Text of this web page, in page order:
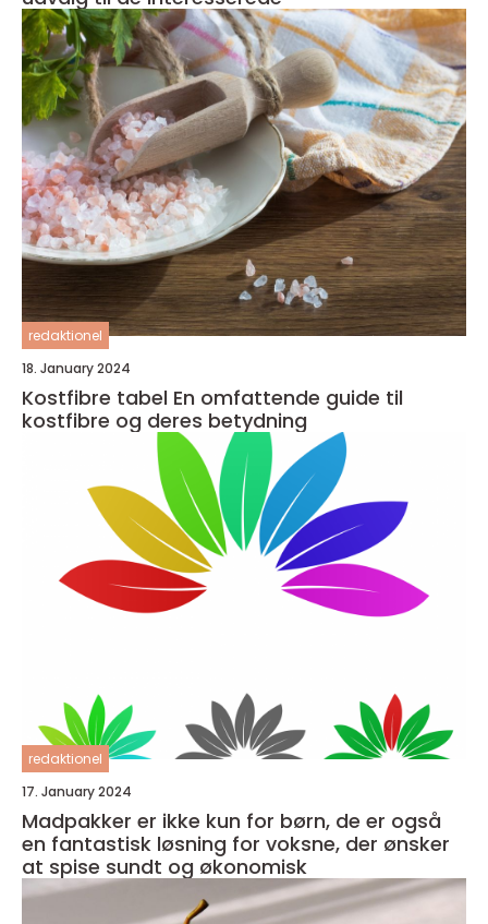
redaktionel
18. January 2024
Kostfibre tabel En omfattende guide til
kostfibre og deres betydning
redaktionel
17. January 2024
Madpakker er ikke kun for børn, de er også
en fantastisk løsning for voksne, der ønsker
at spise sundt og økonomisk